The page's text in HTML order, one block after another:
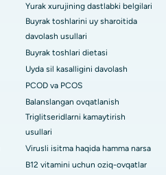
Yurak xurujining dastlabki belgilari
Buyrak toshlarini uy sharoitida
davolash usullari
Buyrak toshlari dietasi
Uyda sil kasalligini davolash
PCOD va PCOS
Balanslangan ovqatlanish
Triglitseridlarni kamaytirish
usullari
Virusli isitma haqida hamma narsa
B12 vitamini uchun oziq-ovqatlar